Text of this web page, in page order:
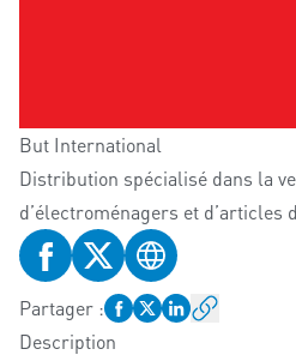
But International
Distribution spécialisé dans la
d’électroménagers et d’articles
Profil Facebook
Profil Twitter
Site web
Partager :
Description